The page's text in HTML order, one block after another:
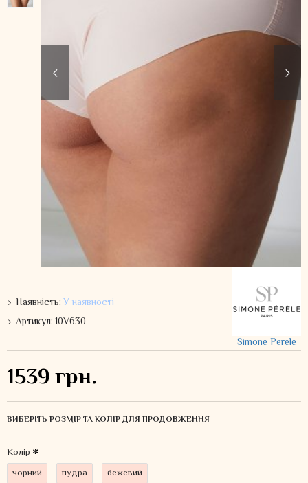
Наявність:У наявності
Артикул:10V630
Simone Perele
1539 грн.
ВИБЕРІТЬ РОЗМІР ТА КОЛІР ДЛЯ ПРОДОВЖЕННЯ
Колiр
чорний
пудра бежевий